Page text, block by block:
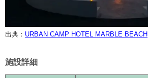
出典： URBAN CAMP HOTEL MARBLE BEACH
施設詳細